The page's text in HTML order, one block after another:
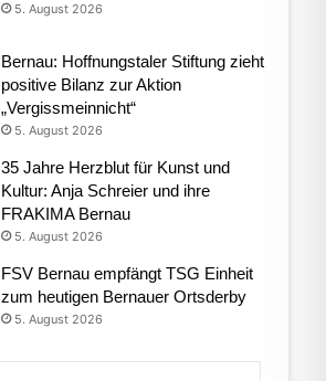
5. August 2026
Bernau: Hoffnungstaler Stiftung zieht
positive Bilanz zur Aktion
„Vergissmeinnicht“
5. August 2026
35 Jahre Herzblut für Kunst und
Kultur: Anja Schreier und ihre
FRAKIMA Bernau
5. August 2026
FSV Bernau empfängt TSG Einheit
zum heutigen Bernauer Ortsderby
5. August 2026